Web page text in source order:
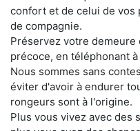
confort et de celui de vos
de compagnie.
Préservez votre
précoce, en téléphonant
Nous sommes sans
éviter d'avoir à endurer
rongeurs sont à l'origine.
Plus vous vivez avec des